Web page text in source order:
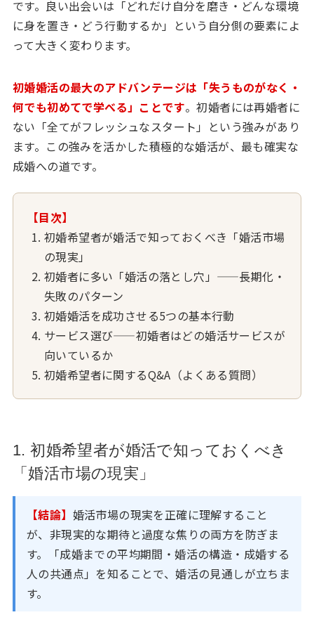
です。良い出会いは「どれだけ自分を磨き・どんな環境
に身を置き・どう行動するか」という自分側の要素によ
って大きく変わります。
初婚婚活の最大のアドバンテージは「失うものがなく・
何でも初めてで学べる」ことです。初婚者には再婚者に
ない「全てがフレッシュなスタート」という強みがあり
ます。この強みを活かした積極的な婚活が、最も確実な
成婚への道です。
【目次】
初婚希望者が婚活で知っておくべき「婚活市場
の現実」
初婚者に多い「婚活の落とし穴」——長期化・
失敗のパターン
初婚婚活を成功させる5つの基本行動
サービス選び——初婚者はどの婚活サービスが
向いているか
初婚希望者に関するQ&A（よくある質問）
1. 初婚希望者が婚活で知っておくべき
「婚活市場の現実」
【結論】 婚活市場の現実を正確に理解すること
が、非現実的な期待と過度な焦りの両方を防ぎま
す。「成婚までの平均期間・婚活の構造・成婚する
人の共通点」を知ることで、婚活の見通しが立ちま
す。